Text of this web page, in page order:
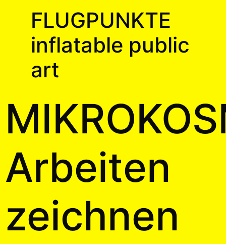
FLUGPUNKTE
inflatable public
art
Arbeiten
zeichnen